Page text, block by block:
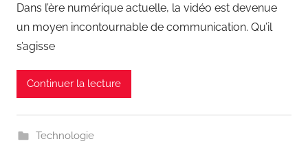
Dans l’ère numérique actuelle, la vidéo est devenue
un moyen incontournable de communication. Qu’il
s’agisse
Continuer la lecture
Technologie